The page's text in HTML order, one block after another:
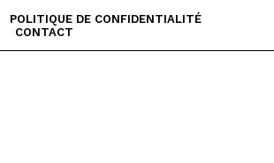
POLITIQUE DE CONFIDENTIALITÉ
CONTACT